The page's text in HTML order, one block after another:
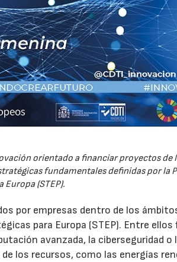
orientado a financiar proyectos de
fundamentales definidas por la
(STEP).
por empresas dentro de los
para Europa (STEP). Entre ellos
avanzada, la ciberseguridad o
los recursos, como las energías